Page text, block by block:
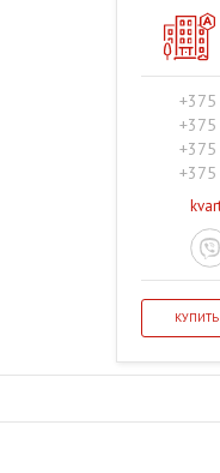
+375
+375
+375
+375
КУПИТЬ